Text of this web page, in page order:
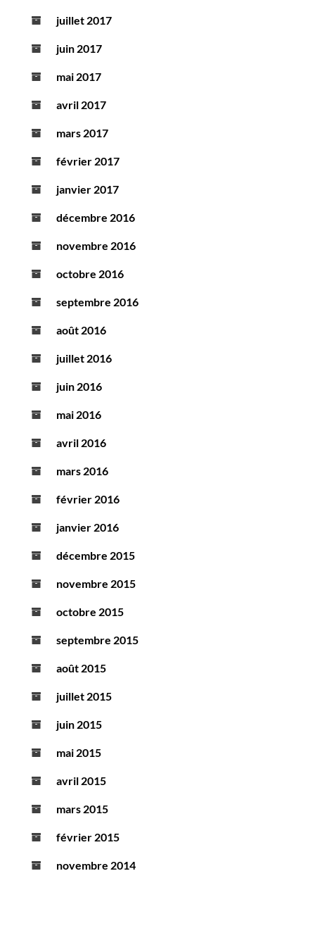
juillet 2017
juin 2017
mai 2017
avril 2017
mars 2017
février 2017
janvier 2017
décembre 2016
novembre 2016
octobre 2016
septembre 2016
août 2016
juillet 2016
juin 2016
mai 2016
avril 2016
mars 2016
février 2016
janvier 2016
décembre 2015
novembre 2015
octobre 2015
septembre 2015
août 2015
juillet 2015
juin 2015
mai 2015
avril 2015
mars 2015
février 2015
novembre 2014